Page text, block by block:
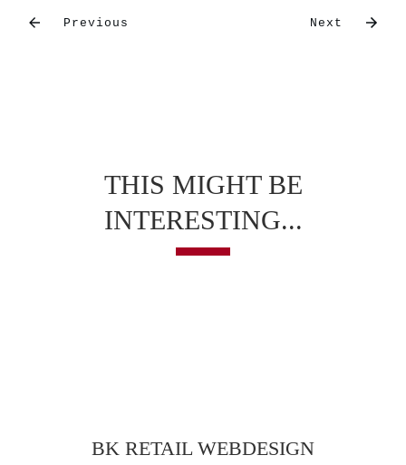
Previous Next
THIS MIGHT BE
INTERESTING...
BK RETAIL WEBDESIGN